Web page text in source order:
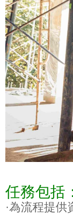
任務包括
·為流程提